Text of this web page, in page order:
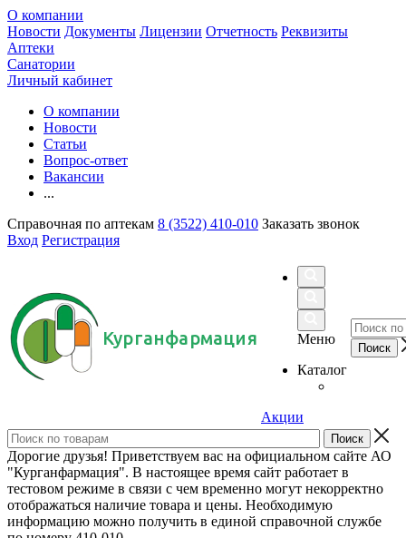
О компании
Новости Документы Лицензии Отчетность Реквизиты
Аптеки
Санатории
Личный кабинет
О компании
Новости
Статьи
Вопрос-ответ
Вакансии
...
Справочная по аптекам 8 (3522) 410-010 Заказать звонок
Вход Регистрация
Курганфармация
Меню
Каталог
Акции
Дорогие друзья! Приветствуем вас на официальном сайте АО
"Курганфармация". В настоящее время сайт работает в
тестовом режиме в связи с чем временно могут некорректно
отображаться наличие товара и цены. Необходимую
информацию можно получить в единой справочной службе